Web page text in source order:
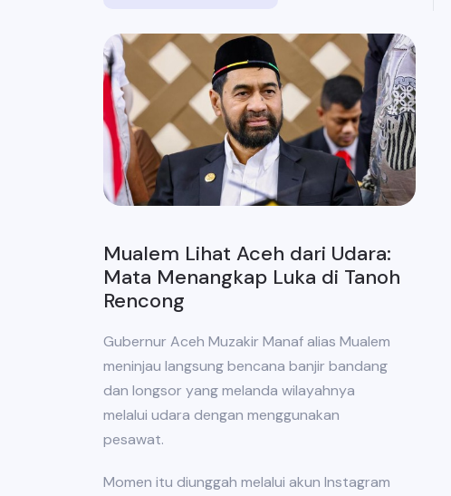
Mualem Lihat Aceh dari Udara:
Mata Menangkap Luka di Tanoh
Rencong
Gubernur Aceh Muzakir Manaf alias Mualem
meninjau langsung bencana banjir bandang
dan longsor yang melanda wilayahnya
melalui udara dengan menggunakan
pesawat.
Momen itu diunggah melalui akun Instagram